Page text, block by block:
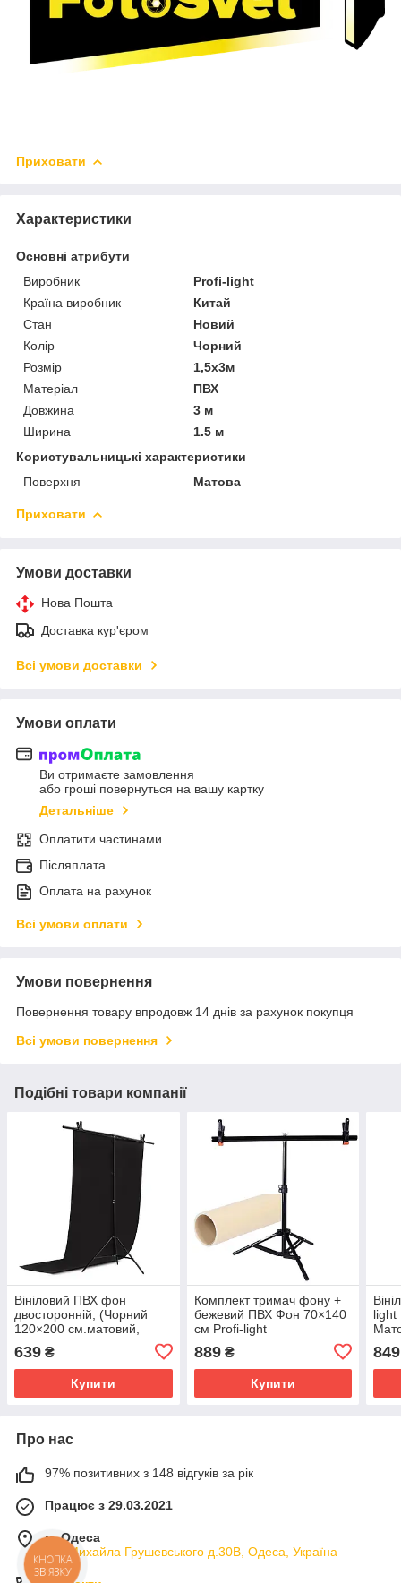
Приховати
Характеристики
Основні атрибути
Виробник
Profi-light
Країна виробник
Китай
Стан
Новий
Колір
Чорний
Розмір
1,5х3м
Матеріал
ПВХ
Довжина
3 м
Ширина
1.5 м
Користувальницькі характеристики
Поверхня
Матова
Приховати
Умови доставки
Нова Пошта
Доставка кур'єром
Всі умови доставки
Умови оплати
Ви отримаєте замовлення
або гроші повернуться на вашу картку
Детальніше
Оплатити частинами
Післяплата
Оплата на рахунок
Всі умови оплати
Умови повернення
Повернення товару впродовж 14 днів за рахунок покупця
Всі умови повернення
Подібні товари компанії
Вініловий ПВХ фон
двосторонній, (Чорний
120×200 см.матовий,
639 ₴
Купити
Комплект тримач фону +
бежевий ПВХ Фон 70×140
см Profi-light
889₴
Купити
light
849
Про нас
97% позитивних з 148 відгуків за рік
Працює з 29.03.2021
м. Одеса
вул.Михайла Грушевського д.30В, Одеса, Україна
КНОПКА
ЗВ'ЯЗКУ